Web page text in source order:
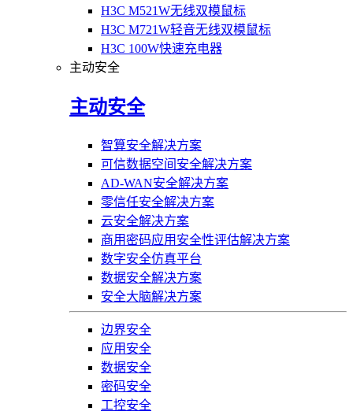
H3C M521W无线双模鼠标
H3C M721W轻音无线双模鼠标
H3C 100W快速充电器
主动安全
主动安全
智算安全解决方案
可信数据空间安全解决方案
AD-WAN安全解决方案
零信任安全解决方案
云安全解决方案
商用密码应用安全性评估解决方案
数字安全仿真平台
数据安全解决方案
安全大脑解决方案
边界安全
应用安全
数据安全
密码安全
工控安全